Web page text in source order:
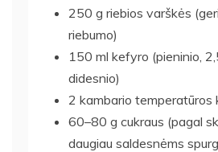
250 g riebios varškės
riebumo)
150 ml kefyro (pieninio,
didesnio)
2 kambario temperatūros
60–80 g cukraus (pagal
daugiau saldesnėms